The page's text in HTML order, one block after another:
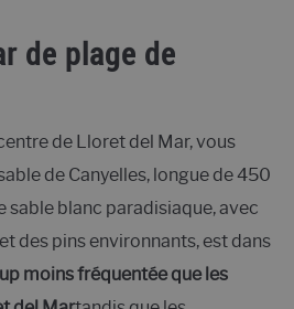
de plage de
de Lloret del Mar, vous
de Canyelles, longue de 450
sable blanc paradisiaque, avec
des pins environnants, est dans
moins fréquentée que les